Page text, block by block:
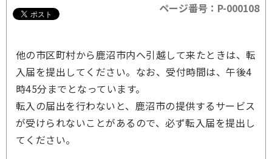
ページ番号：P-000108
他の市区町村から鹿沼市内へ引越して来たときは、転
入届を提出してください。なお、受付時間は、午後4
時45分までとなっています。
転入の届出を行わないと、鹿沼市の提供するサービス
が受けられないことがあるので、必ず転入届を提出し
てください。